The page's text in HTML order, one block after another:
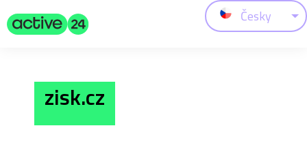
Česky
zisk.cz